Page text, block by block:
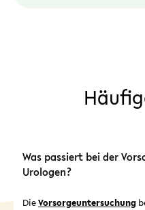
Was passiert bei der
Urologen?
DieVorsorgeuntersuchung